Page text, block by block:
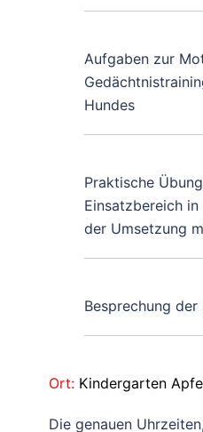
Aufgaben zur
Hundes
Praktische
Einsatzbereich
der Umsetzung
Besprechung der
Ort: Kindergarten
Die genauen